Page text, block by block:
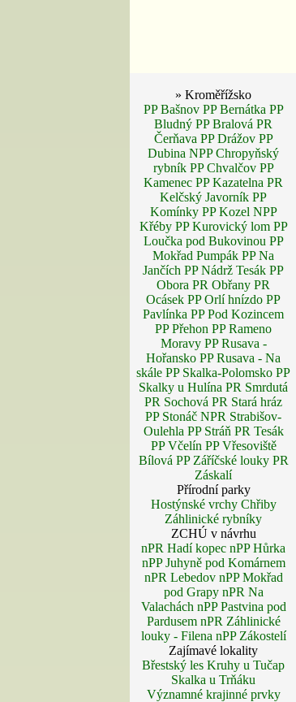
» Kroměřížsko
PP Bašnov PP Bernátka PP
Bludný PP Bralová PR
Čerňava PP Drážov PP
Dubina NPP Chropyňský
rybník PP Chvalčov PP
Kamenec PP Kazatelna PR
Kelčský Javorník PP
Komínky PP Kozel NPP
Křéby PP Kurovický lom PP
Loučka pod Bukovinou PP
Mokřad Pumpák PP Na
Jančích PP Nádrž Tesák PP
Obora PR Obřany PR
Ocásek PP Orlí hnízdo PP
Pavlínka PP Pod Kozincem
PP Přehon PP Rameno
Moravy PP Rusava -
Hořansko PP Rusava - Na
skále PP Skalka-Polomsko PP
Skalky u Hulína PR Smrdutá
PR Sochová PR Stará hráz
PP Stonáč NPR Strabišov-
Oulehla PP Stráň PR Tesák
PP Včelín PP Vřesoviště
Bílová PP Záříčské louky PR
Záskalí
Přírodní parky
Hostýnské vrchy Chřiby
Záhlinické rybníky
ZCHÚ v návrhu
nPR Hadí kopec nPP Hůrka
nPP Juhyně pod Komárnem
nPR Lebedov nPP Mokřad
pod Grapy nPR Na
Valachách nPP Pastvina pod
Pardusem nPR Záhlinické
louky - Filena nPP Zákostelí
Zajímavé lokality
Břestský les Kruhy u Tučap
Skalka u Trňáku
Významné krajinné prvky